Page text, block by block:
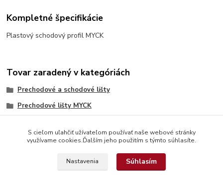
Kompletné špecifikácie
Plastový schodový profil MYCK
Tovar zaradený v kategóriách
Prechodové a schodové lišty
Prechodové lišty MYCK
S cieľom uľahčiť užívateľom používať naše webové stránky
využívame cookies.Ďalším jeho použitím s týmto súhlasíte.
Nastavenia Súhlasím